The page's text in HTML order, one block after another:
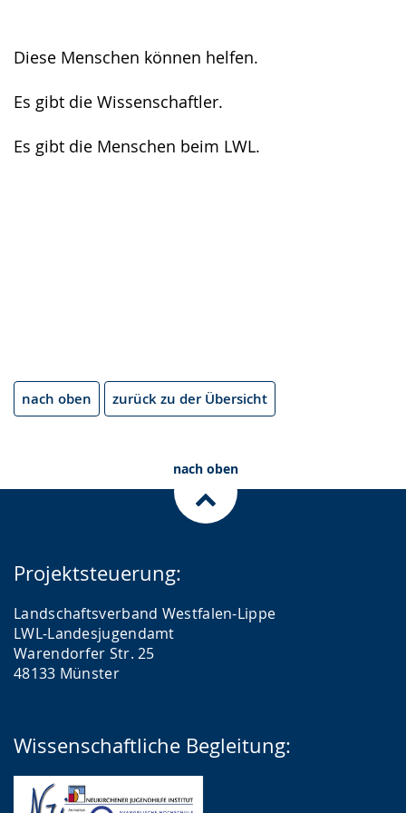
angezeigt.
Diese Menschen können helfen.
Es gibt die Wissenschaftler.
Es gibt die Menschen beim LWL.
nach oben zurück zu der Übersicht
nach oben
Projektsteuerung:
Landschaftsverband Westfalen-Lippe
LWL-Landesjugendamt
Warendorfer Str. 25
48133 Münster
Wissenschaftliche Begleitung: